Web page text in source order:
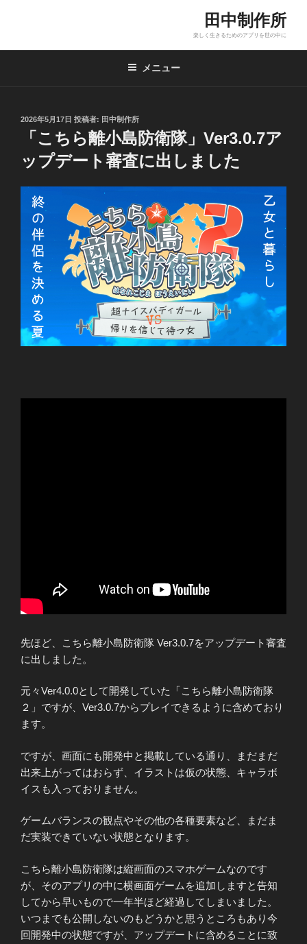
田中制作所
楽しく生きるためのアプリを世の中に
メニュー
投
2026年5月17日 投稿者: 田中制作所
「こちら離小島防衛隊」Ver3.0.7ア
ップデート審査に出しました
先ほど、こちら離小島防衛隊 Ver3.0.7をアップデート審査
に出しました。
元々Ver4.0.0として開発していた「こちら離小島防衛隊
２」ですが、Ver3.0.7からプレイできるように含めており
ます。
ですが、画面にも開発中と掲載している通り、まだまだ
出来上がってはおらず、イラストは仮の状態、キャラボ
イスも入っておりません。
ゲームバランスの観点やその他の各種要素など、まだま
だ実装できていない状態となります。
こちら離小島防衛隊は縦画面のスマホゲームなのです
が、そのアプリの中に横画面ゲームを追加しますと告知
してから早いもので一年半ほど経過してしまいました。
いつまでも公開しないのもどうかと思うところもあり今
回開発中の状態ですが、アップデートに含めることに致